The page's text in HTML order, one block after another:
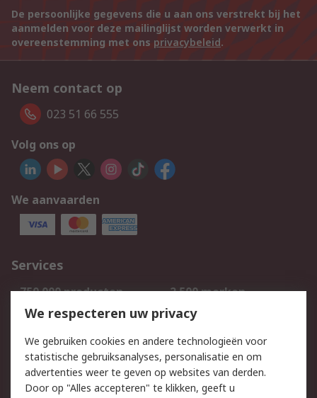
De persoonlijke gegevens die u aan ons verstrekt bij het
aanmelden voor deze mailinglijst worden verwerkt in
overeenstemming met ons privacybeleid.
Neem contact op
023 51 66 555
Volg ons op
We aanvaarden
Services
750.000 producten
2.500 merken
Bestellen
Inkoopoplossingen
Track & Trace
Wettelijk
We respecteren uw privacy
We gebruiken cookies en andere technologieën voor
statistische gebruiksanalyses, personalisatie en om
advertenties weer te geven op websites van derden.
Door op "Alles accepteren" te klikken, geeft u